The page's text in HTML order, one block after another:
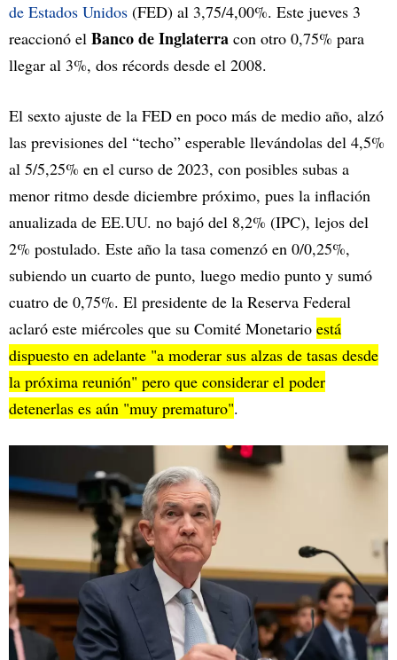
de Estados Unidos (FED) al 3,75/4,00%. Este jueves 3
reaccionó el Banco de Inglaterra con otro 0,75% para
llegar al 3%, dos récords desde el 2008.
El sexto ajuste de la FED en poco más de medio año, alzó
las previsiones del “techo” esperable llevándolas del 4,5%
al 5/5,25% en el curso de 2023, con posibles subas a
menor ritmo desde diciembre próximo, pues la inflación
anualizada de EE.UU. no bajó del 8,2% (IPC), lejos del
2% postulado. Este año la tasa comenzó en 0/0,25%,
subiendo un cuarto de punto, luego medio punto y sumó
cuatro de 0,75%. El presidente de la Reserva Federal
aclaró este miércoles que su Comité Monetario está
dispuesto en adelante "a moderar sus alzas de tasas desde
la próxima reunión" pero que considerar el poder
detenerlas es aún "muy prematuro".